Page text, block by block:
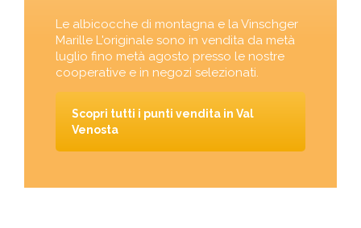
Le albicocche di montagna e la Vinschger
Marille L'originale sono in vendita da metà
luglio fino metà agosto presso le nostre
cooperative e in negozi selezionati.
Scopri tutti i punti vendita in Val
Venosta